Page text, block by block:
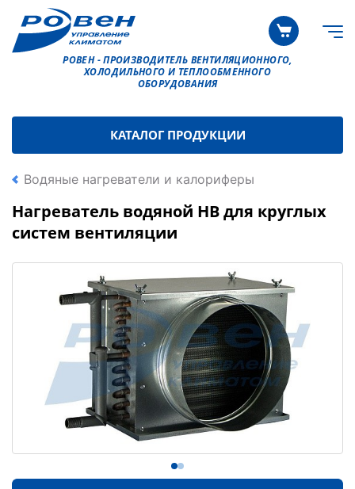
РОВЕН - ПРОИЗВОДИТЕЛЬ ВЕНТИЛЯЦИОННОГО,
ХОЛОДИЛЬНОГО И ТЕПЛООБМЕННОГО
ОБОРУДОВАНИЯ
КАТАЛОГ ПРОДУКЦИИ
Водяные нагреватели и калориферы
Нагреватель водяной НВ для круглых
систем вентиляции